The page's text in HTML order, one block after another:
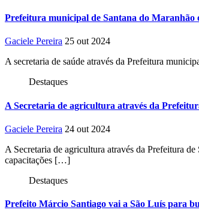
Prefeitura municipal de Santana do Maranhão
Gaciele Pereira 25 out 2024
A secretaria de saúde através da Prefeitura
Destaques
A Secretaria de agricultura através da
Gaciele Pereira 24 out 2024
A Secretaria de agricultura através da Prefeitura
capacitações […]
Destaques
Prefeito Márcio Santiago vai a São Luís para